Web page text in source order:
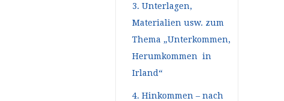
3. Unterlagen,
Materialien usw. zum
Thema „Unterkommen,
Herumkommen in
Irland“
4. Hinkommen – nach